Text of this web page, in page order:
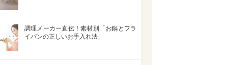
調理メーカー直伝！素材別「お鍋とフラ
イパンの正しいお手入れ法」